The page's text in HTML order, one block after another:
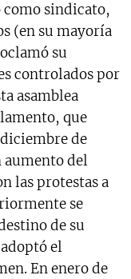
como sindicato,
(en su mayoría
su
controlados por
asamblea
que
de
aumento del
las protestas a
se
de su
el
En enero de